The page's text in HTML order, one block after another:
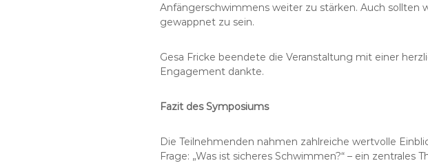
Anfängerschwimmens weiter zu stärken. Auch sollten
gewappnet zu sein.
Gesa Fricke beendete die Veranstaltung mit einer
Engagement dankte.
Fazit des Symposiums
Die Teilnehmenden nahmen zahlreiche wertvolle
Frage: „Was ist sicheres Schwimmen?“ – ein